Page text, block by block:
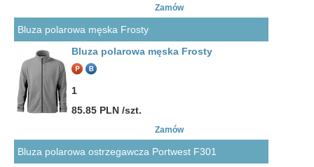
Zamów
Bluza polarowa męska Frosty
Bluza polarowa męska Frosty
1
85.85 PLN /szt.
Zamów
Bluza polarowa ostrzegawcza Portwest F301